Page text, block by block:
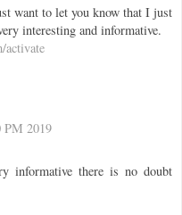
want to let you know that I just
interesting and informative.
activate
PM 2019
informative there is no doubt